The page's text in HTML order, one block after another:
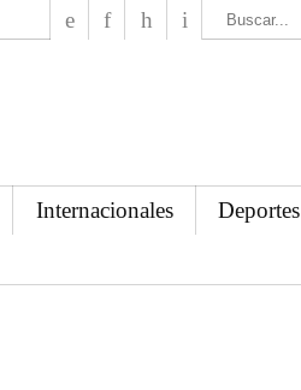
Internacionales
Deportes